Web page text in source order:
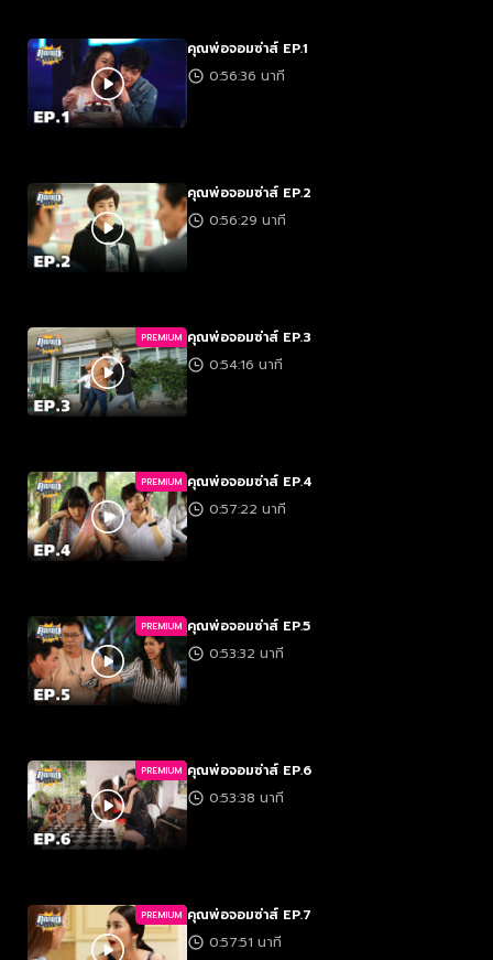
คุณพ่อจอมซ่าส์ EP.1
0:56:36 นาที
คุณพ่อจอมซ่าส์ EP.2
0:56:29 นาที
PREMIUM คุณพ่อจอมซ่าส์ EP.3
0:54:16 นาที
PREMIUM คุณพ่อจอมซ่าส์ EP.4
0:57:22 นาที
PREMIUM คุณพ่อจอมซ่าส์ EP.5
0:53:32 นาที
PREMIUM คุณพ่อจอมซ่าส์ EP.6
0:53:38 นาที
PREMIUM คุณพ่อจอมซ่าส์ EP.7
0:57:51 นาที